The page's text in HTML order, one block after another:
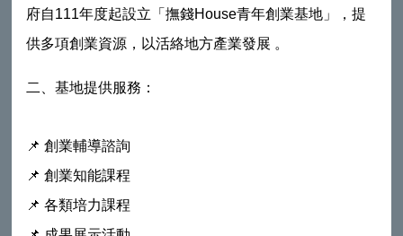
府自111年度起設立「撫錢House青年創業基地」，提
供多項創業資源，以活絡地方產業發展 。
二、基地提供服務：
📌 創業輔導諮詢
📌 創業知能課程
📌 各類培力課程